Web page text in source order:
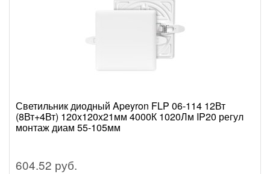
Светильник диодный Apeyron FLP 06-114 12Вт
(8Вт+4Вт) 120x120x21мм 4000К 1020Лм IP20 регул
монтаж диам 55-105мм
604.52 руб.